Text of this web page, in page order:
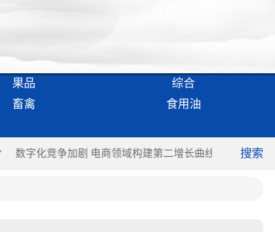
果品
综合
畜禽
食用油
数字化竞争加剧 电商领域构建第二增长曲线 搜索